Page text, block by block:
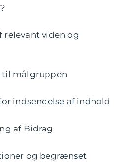
relevant viden og
til målgruppen
indsendelse af indhold
af Bidrag
og begrænset